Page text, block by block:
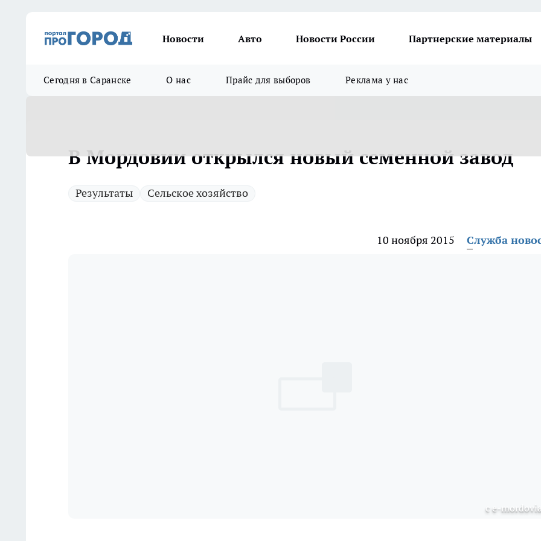
Новости Авто Новости России Партнерские материалы
Сегодня в Саранске О нас Прайс для выборов Реклама у нас
В Мордовии открылся новый семенной завод
Результаты Сельское хозяйство
10 ноября 2015 Служба
с e-